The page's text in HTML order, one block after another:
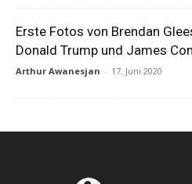
Erste Fotos von Brendan
Donald Trump und James
Arthur Awanesjan - 17. Juni 2020